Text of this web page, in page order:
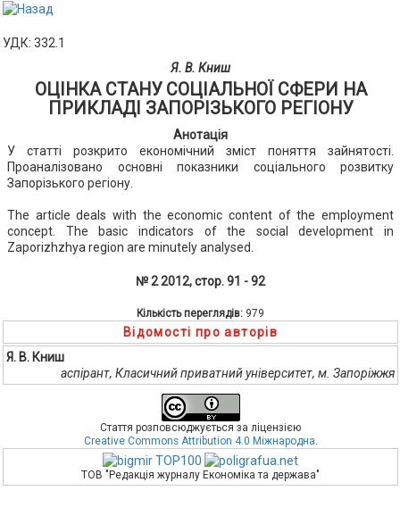
УДК: 332.1
Я. В. Книш
ОЦІНКА СТАНУ СОЦІАЛЬНОЇ СФЕРИ НА
ПРИКЛАДІ ЗАПОРІЗЬКОГО РЕГІОНУ
Анотація
У статті розкрито економічний зміст поняття зайнятості.
Проаналізовано основні показники соціального розвитку
Запорізького регіону.
The article deals with the economic content of the employment
concept. The basic indicators of the social development in
Zaporizhzhya region are minutely analysed.
№ 2 2012, стор. 91 - 92
Кількість переглядів: 979
Відомості про авторів
Я. В. Книш
аспірант, Класичний приватний університет, м. Запоріжжя
Стаття розповсюджується за ліцензією
Creative Commons Attribution 4.0 Міжнародна
ТОВ "Редакція журналу Економіка та держава"